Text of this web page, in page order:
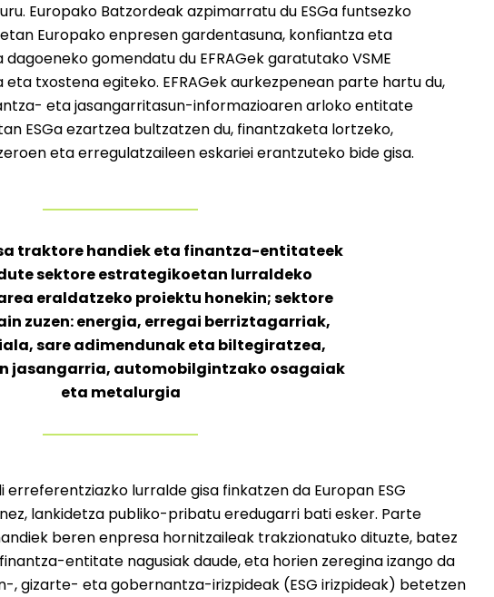
Europako Batzordeak azpimarratu du ESGa funtsezko
Europako enpresen gardentasuna, konfiantza eta
gomendatu du EFRAGek garatutako VSME
eta txostena egiteko. EFRAGek aurkezpenean parte hartu du,
eta jasangarritasun-informazioaren arloko entitate
ESGa ezartzea bultzatzen du, finantzaketa lortzeko,
eta erregulatzaileen eskariei erantzuteko bide gisa.
traktore handiek eta finantza-entitateek
sektore estrategikoetan lurraldeko
eraldatzeko proiektu honekin; sektore
zuzen: energia, erregai berriztagarriak,
sare adimendunak eta biltegiratzea,
jasangarria, automobilgintzako osagaiak
eta metalurgia
erreferentziazko lurralde gisa finkatzen da Europan ESG
lankidetza publiko-pribatu eredugarri bati esker. Parte
beren enpresa hornitzaileak trakzionatuko dituzte, batez
finantza-entitate nagusiak daude, eta horien zeregina izango da
, gizarte- eta gobernantza-irizpideak (ESG irizpideak) betetzen